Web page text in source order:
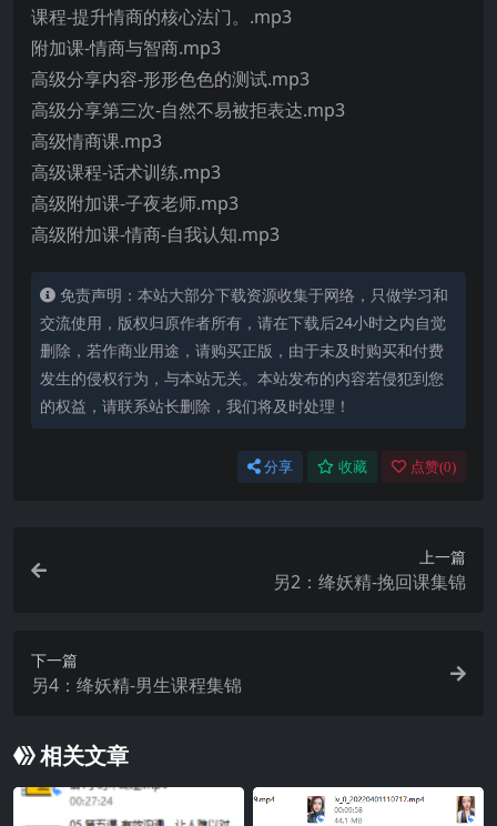
课程-提升情商的核心法门。.mp3
附加课-情商与智商.mp3
高级分享内容-形形色色的测试.mp3
高级分享第三次-自然不易被拒表达.mp3
高级情商课.mp3
高级课程-话术训练.mp3
高级附加课-子夜老师.mp3
高级附加课-情商-自我认知.mp3
免责声明：本站大部分下载资源收集于网络，只做学习和
交流使用，版权归原作者所有，请在下载后24小时之内自觉
删除，若作商业用途，请购买正版，由于未及时购买和付费
发生的侵权行为，与本站无关。本站发布的内容若侵犯到您
的权益，请联系站长删除，我们将及时处理！
分享 收藏 点赞(0)
上一篇
另2：绛妖精-挽回课集锦
下一篇
另4：绛妖精-男生课程集锦
相关文章